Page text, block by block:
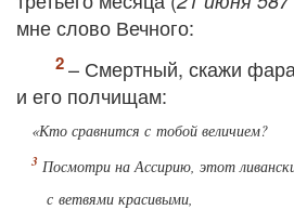
мне слово Вечного:
– Смертный, скажи
и его полчищам:
«Кто сравнится с тобой величием?
Посмотри на Ассирию, этот
с ветвями красивыми,